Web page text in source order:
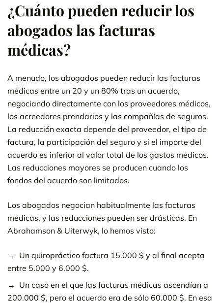
¿Cuánto pueden reducir los
abogados las facturas
médicas?
A menudo, los abogados pueden reducir las facturas
médicas entre un 20 y un 80% tras un acuerdo,
negociando directamente con los proveedores médicos,
los acreedores prendarios y las compañías de seguros.
La reducción exacta depende del proveedor, el tipo de
factura, la participación del seguro y si el importe del
acuerdo es inferior al valor total de los gastos médicos.
Las reducciones mayores se producen cuando los
fondos del acuerdo son limitados.
Los abogados negocian habitualmente las facturas
médicas, y las reducciones pueden ser drásticas. En
Abrahamson & Uiterwyk, lo hemos visto:
Un quiropráctico factura 15.000 $ y al final acepta
entre 5.000 y 6.000 $.
Un caso en el que las facturas médicas ascendían a
200.000 $, pero el acuerdo era de sólo 60.000 $. En esa